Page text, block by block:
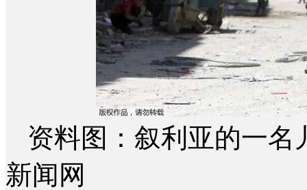
资料图：叙利亚的一
新闻网